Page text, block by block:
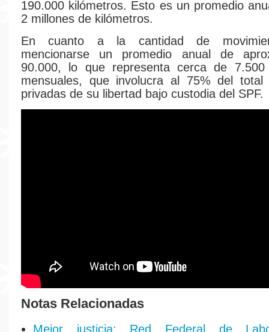
190.000 kilómetros. Esto es un promedio
2 millones de kilómetros.
En cuanto a la cantidad de
mencionarse un promedio anual de
90.000, lo que representa cerca de 7.500
mensuales, que involucra al 75% del total
privadas de su libertad bajo custodia del SPF.
Notas Relacionadas
Mejor justicia: Red Federal de